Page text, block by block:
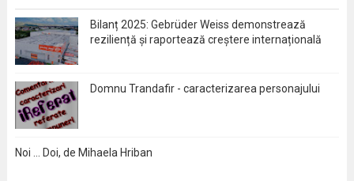
Bilanț 2025: Gebrüder Weiss demonstrează
reziliență și raportează creștere internațională
Domnu Trandafir - caracterizarea personajului
Noi … Doi, de Mihaela Hriban